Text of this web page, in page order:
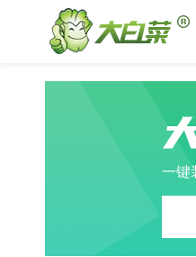
一键